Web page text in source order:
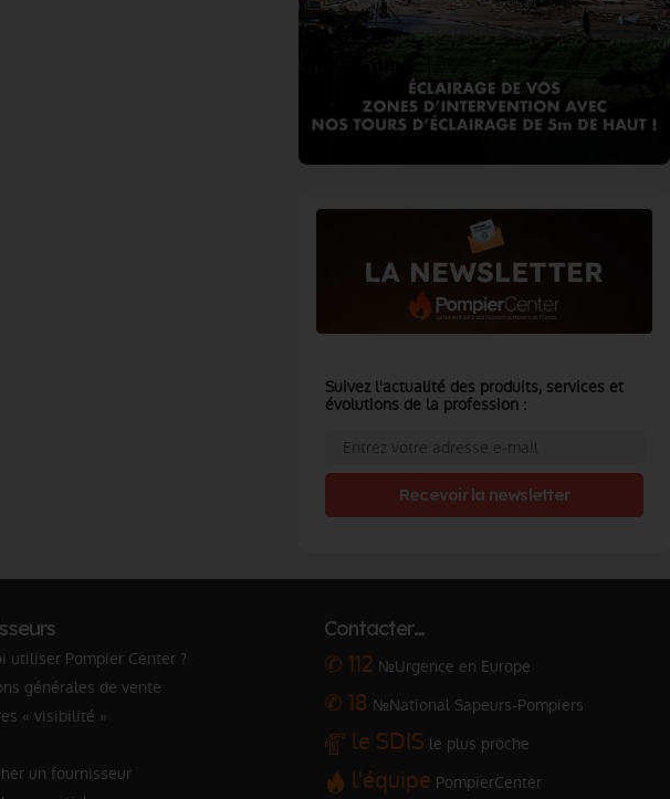
Suivez l'actualité des produits, services et
évolutions de la profession :
Recevoir la newsletter
utiliser Pompier Center ?
générales de vente
« visibilité »
un fournisseur
Contacter…
✆ 112 №Urgence en Europe
✆ 18 №National Sapeurs-Pompiers
le SDIS le plus proche
l'équipe PompierCenter